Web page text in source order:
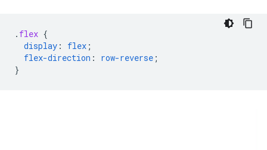
. flex {
display : flex ;
flex-direction : row-reverse ;
}